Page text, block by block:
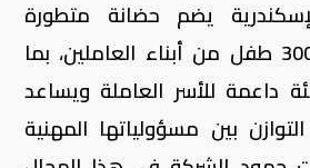
يضم حضانة متطورة
تستوعب أكثر من 300 طفل من أبناء العاملين، بما
داعمة للأسر العاملة ويساعد
بين مسؤولياتها المهنية